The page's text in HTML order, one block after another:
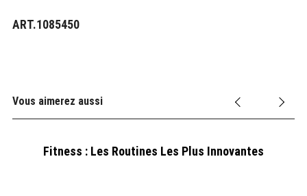
ART.1085450
Vous aimerez aussi
Fitness : Les Routines Les Plus Innovantes